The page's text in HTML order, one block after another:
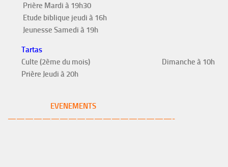
Prière Mardi à 19h30
Etude biblique jeudi à 16h
Jeunesse Samedi à 19h
Tartas
Culte (2ème du mois) Dimanche à 10h
Prière Jeudi à 20h
EVENEMENTS
———————————————————-